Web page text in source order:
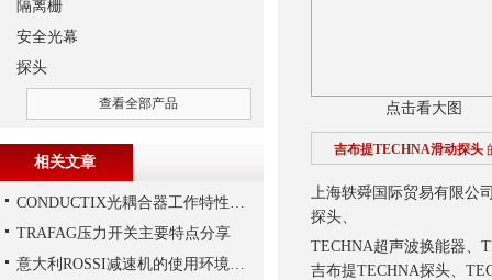
点击看大图
吉布提TECHNA滑动探头
上海轶舜国际贸易有限公
探头、
TECHNA超声波换能器、
吉布提TECHNA探头、
隔离栅
安全光幕
探头
查看全部产品
相关文章
CONDUCTIX光耦合器工作特性讲解
TRAFAG压力开关主要特点分享
意大利ROSSI减速机的使用环境和保养要求